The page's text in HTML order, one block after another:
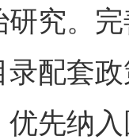
研究。
录配套
优先纳